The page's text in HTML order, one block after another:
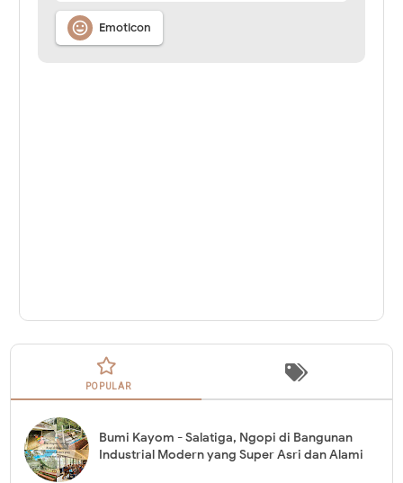
 Emoticon
POPULAR
Bumi Kayom - Salatiga, Ngopi di Bangunan
Industrial Modern yang Super Asri dan Alami